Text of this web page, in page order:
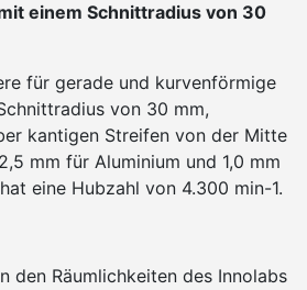
einem Schnittradius von 30
für gerade und kurvenförmige
von 30 mm,
kantigen Streifen von der Mitte
mm für Aluminium und 1,0 mm
eine Hubzahl von 4.300 min-1.
den Räumlichkeiten des Innolabs